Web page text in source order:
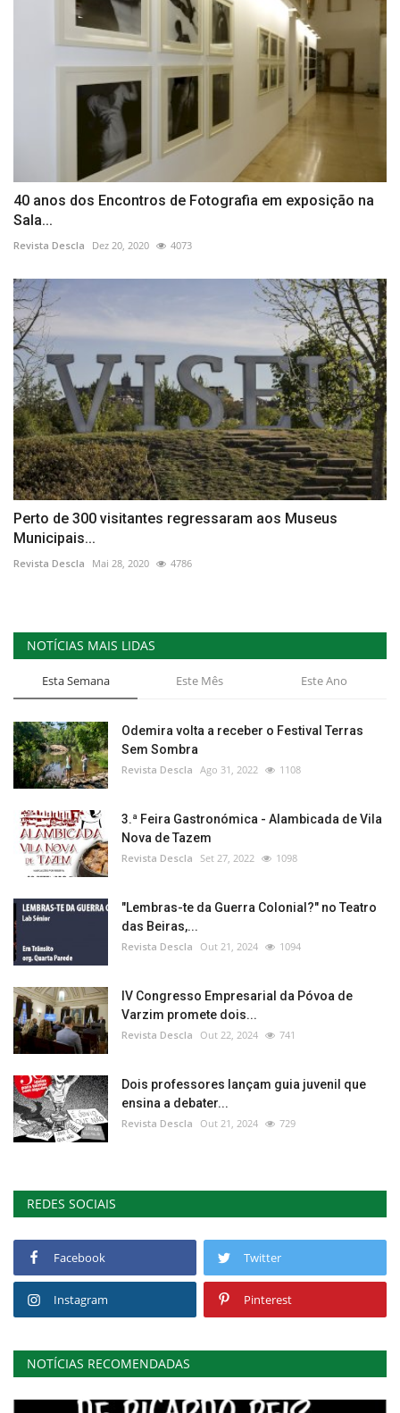
40 anos dos Encontros de Fotografia em exposição na
Sala...
Revista Descla Dez 20, 2020 4073
Perto de 300 visitantes regressaram aos Museus
Municipais...
Revista Descla Mai 28, 2020 4786
NOTÍCIAS MAIS LIDAS
Esta Semana Este Mês Este Ano
Odemira volta a receber o Festival Terras
Sem Sombra
Revista Descla Ago 31, 2022 1108
3.ª Feira Gastronómica - Alambicada de Vila
Nova de Tazem
Revista Descla Set 27, 2022 1098
"Lembras-te da Guerra Colonial?" no Teatro
das Beiras,...
Revista Descla Out 21, 2024 1094
IV Congresso Empresarial da Póvoa de
Varzim promete dois...
Revista Descla Out 22, 2024 741
Dois professores lançam guia juvenil que
ensina a debater...
Revista Descla Out 21, 2024 729
REDES SOCIAIS
Facebook Twitter
Instagram Pinterest
NOTÍCIAS RECOMENDADAS